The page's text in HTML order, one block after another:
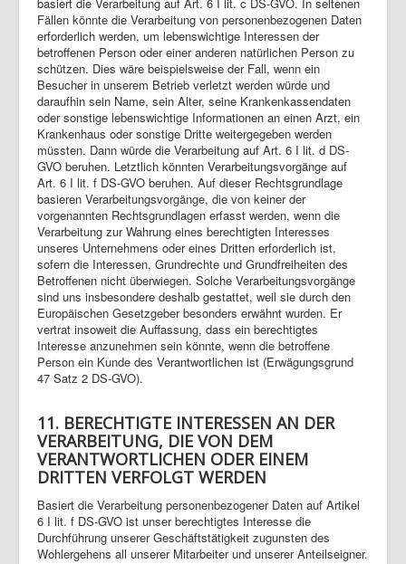
Fällen könnte die Verarbeitung von personenbezogenen Daten
erforderlich werden, um lebenswichtige Interessen der
betroffenen Person oder einer anderen natürlichen Person zu
schützen. Dies wäre beispielsweise der Fall, wenn ein
Besucher in unserem Betrieb verletzt werden würde und
daraufhin sein Name, sein Alter, seine Krankenkassendaten
oder sonstige lebenswichtige Informationen an einen Arzt, ein
Krankenhaus oder sonstige Dritte weitergegeben werden
müssten. Dann würde die Verarbeitung auf Art. 6 I lit. d DS-
GVO beruhen. Letztlich könnten Verarbeitungsvorgänge auf
Art. 6 I lit. f DS-GVO beruhen. Auf dieser Rechtsgrundlage
basieren Verarbeitungsvorgänge, die von keiner der
vorgenannten Rechtsgrundlagen erfasst werden, wenn die
Verarbeitung zur Wahrung eines berechtigten Interesses
unseres Unternehmens oder eines Dritten erforderlich ist,
sofern die Interessen, Grundrechte und Grundfreiheiten des
Betroffenen nicht überwiegen. Solche Verarbeitungsvorgänge
sind uns insbesondere deshalb gestattet, weil sie durch den
Europäischen Gesetzgeber besonders erwähnt wurden. Er
vertrat insoweit die Auffassung, dass ein berechtigtes
Interesse anzunehmen sein könnte, wenn die betroffene
Person ein Kunde des Verantwortlichen ist (Erwägungsgrund
47 Satz 2 DS-GVO).
11. BERECHTIGTE INTERESSEN AN DER
VERARBEITUNG, DIE VON DEM
VERANTWORTLICHEN ODER EINEM
DRITTEN VERFOLGT WERDEN
Basiert die Verarbeitung personenbezogener Daten auf Artikel
6 I lit. f DS-GVO ist unser berechtigtes Interesse die
Durchführung unserer Geschäftstätigkeit zugunsten des
Wohlergehens all unserer Mitarbeiter und unserer Anteilseigner.